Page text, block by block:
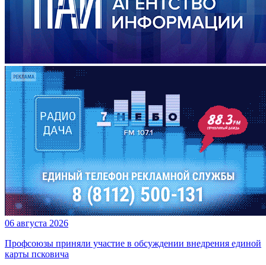
06 августа 2026
Профсоюзы приняли участие в обсуждении внедрения единой
карты псковича